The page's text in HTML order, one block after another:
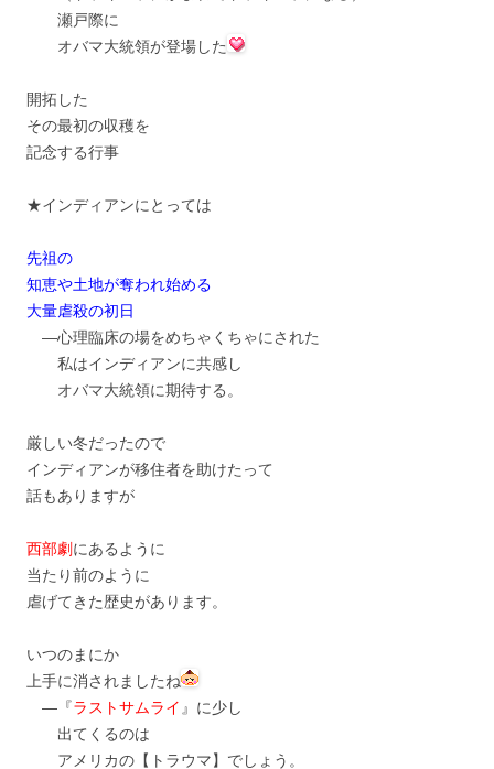
瀬戸際に
オバマ大統領が登場した
開拓した
その最初の収穫を
記念する行事
★インディアンにとっては
先祖の
知恵や土地が奪われ始める
大量虐殺の初日
―心理臨床の場をめちゃくちゃにされた
私はインディアンに共感し
オバマ大統領に期待する。
厳しい冬だったので
インディアンが移住者を助けたって
話もありますが
西部劇にあるように
当たり前のように
虐げてきた歴史があります。
いつのまにか
上手に消されましたね
―『ラストサムライ 』に少し
出てくるのは
アメリカの【トラウマ】でしょう。